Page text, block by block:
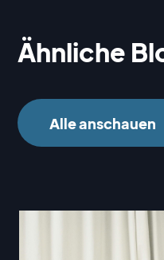
Ähnliche
Alle anschauen